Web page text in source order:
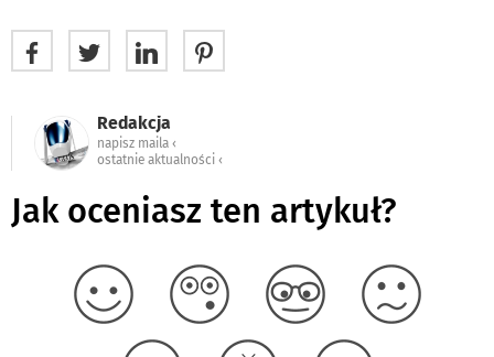
Redakcja
napisz maila ‹
ostatnie aktualności ‹
Jak oceniasz ten artykuł?